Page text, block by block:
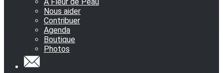
Nous aider
Contribuer
Agenda
Boutique
Photos